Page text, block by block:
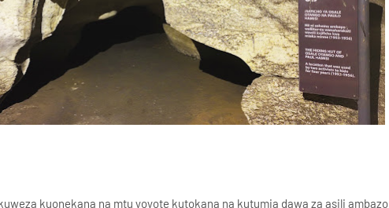
kuonekana na mtu yoyote kutokana na kutumia dawa za asili ambazo